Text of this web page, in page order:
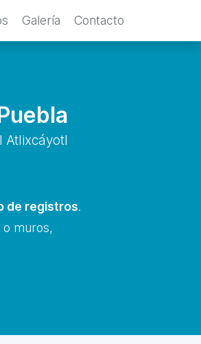
Galería Contacto
Atlixcáyotl
de registros.
o muros,